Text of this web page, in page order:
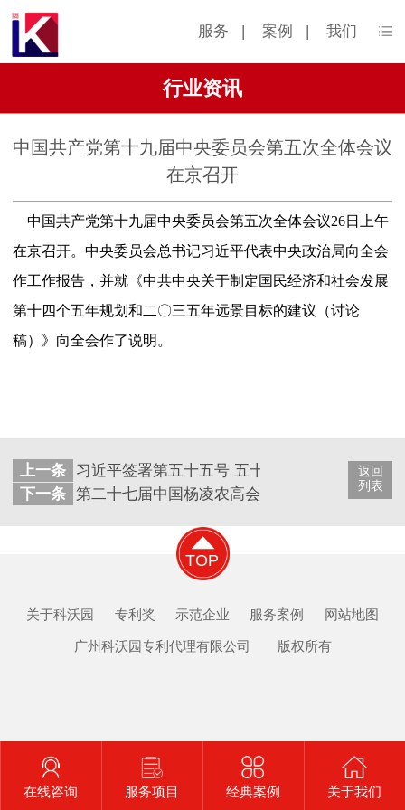
服务 | 案例 | 我们
行业资讯
中国共产党第十九届中央委员会第五次全体会议
在京召开
中国共产党第十九届中央委员会第五次全体会议26日上午
在京召开。中央委员会总书记习近平代表中央政治局向全会
作工作报告，并就《中共中央关于制定国民经济和社会发展
第十四个五年规划和二〇三五年远景目标的建议（讨论
稿）》向全会作了说明。
返回
列表
上一条
习近平签署第五十五号 五十六号 五十七号 五十
下一条 第二十七届中国杨凌农高会开幕
TOP
关于科沃园 专利奖 示范企业 服务案例 网站地图
广州科沃园专利代理有限公司 版权所有
在线咨询 服务项目 经典案例 关于我们